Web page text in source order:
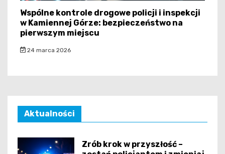
Wspólne kontrole drogowe policji i inspekcji
w Kamiennej Górze: bezpieczeństwo na
pierwszym miejscu
24 marca 2026
Aktualności
Zrób krok w przyszłość –